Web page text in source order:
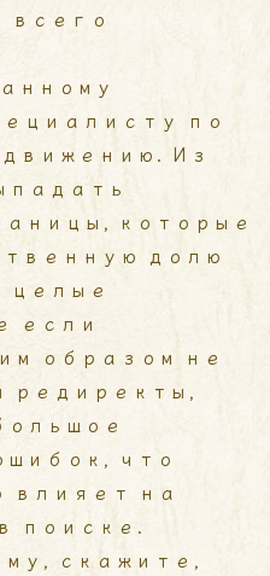
всего
по
Из
которые
долю
целые
если
образом не
редиректы,
что
влияет на
поиске.
скажите,